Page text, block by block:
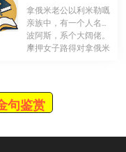
拿俄米老公以利米勒嘅
亲族中，有一个人名叫
波阿斯，系个大阔佬。
摩押女子路得对拿俄米
！
句鉴赏